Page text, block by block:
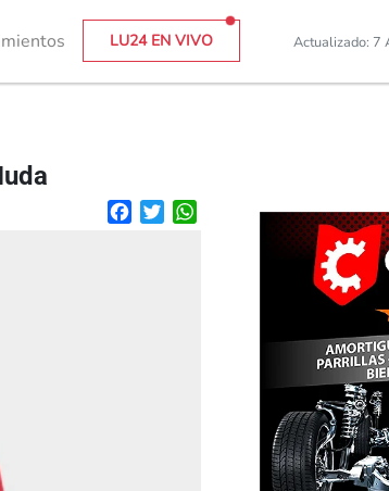
LU24 EN VIVO Actualizado: 7
FacebookTwitterWhatsApp